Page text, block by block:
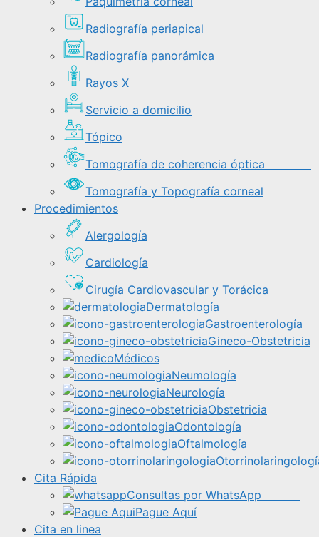
Radiografía periapical
Radiografía panorámica
Rayos X
Servicio a domicilio
Tópico
Tomografía de coherencia óptica
Tomografía y Topografía corneal
Procedimientos
Alergología
Cardiología
Cirugía Cardiovascular y Torácica
Dermatología
Gastroenterología
Gineco-Obstetricia
Médicos
Neumología
Neurología
Obstetricia
Odontología
Oftalmología
Cita Rápida
Consultas por WhatsApp
Pague Aquí
Cita en linea